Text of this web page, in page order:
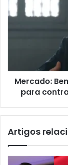
Mercado:
para
Artigos